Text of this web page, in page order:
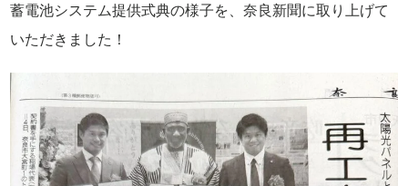
蓄電池システム提供式典の様子を、奈良新聞に取り上げて
いただきました！